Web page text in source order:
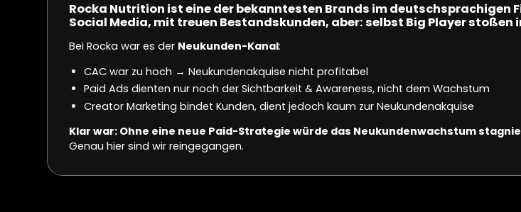
Rocka Nutrition ist eine der bekanntesten Brands im
Social Media, mit treuen Bestandskunden, aber: selbst Big Player stoßen
Bei Rocka war es der Neukunden-Kanal:
CAC war zu hoch → Neukundenakquise nicht profitabel
Paid Ads dienten nur noch der Sichtbarkeit & Awareness, nicht dem Wachstum
Creator Marketing bindet Kunden, dient jedoch kaum zur Neukundenakquise
Klar war: Ohne eine neue Paid-Strategie würde das Neukundenwachstum
Genau hier sind wir reingegangen.